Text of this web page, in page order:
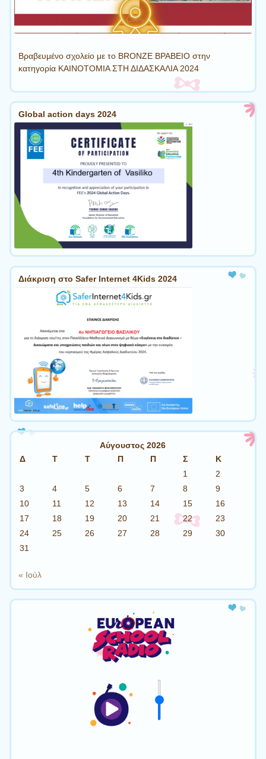
Βραβευμένο σχολείο με το BRONZE ΒΡΑΒΕΙΟ στην
κατηγορία ΚΑΙΝΟΤΟΜΙΑ ΣΤΗ ΔΙΔΑΣΚΑΛΙΑ 2024
Global action days 2024
Διάκριση στο Safer Internet 4Kids 2024
Αύγουστος 2026
Δ
Τ Τ Π Π Σ
Κ
1
2
3
4 5 6 7 8
9
10
11 12 13 14 15
16
17
18 19 20 21 22
23
24
25 26 27 28 29
30
31
« Ιούλ